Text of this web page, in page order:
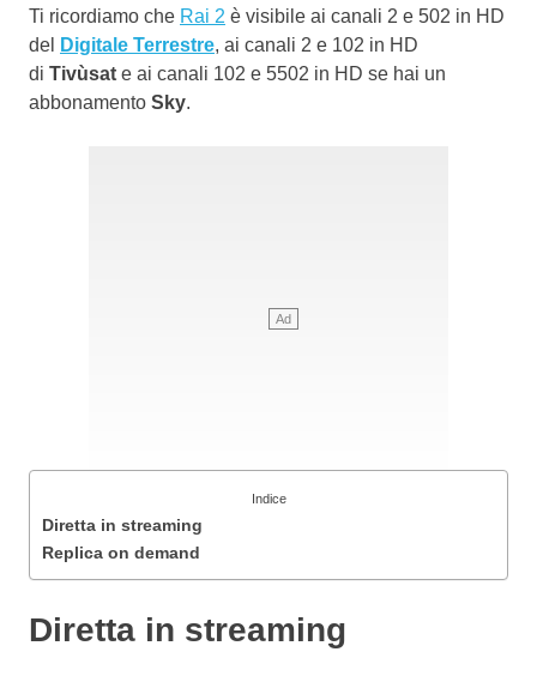
Ti ricordiamo che Rai 2 è visibile ai canali 2 e 502 in HD
del
Digitale Terrestre, ai canali 2 e 102 in HD
di Tivùsat e ai canali 102 e 5502 in HD se hai un
abbonamento Sky.
Indice
Diretta in streaming
Replica on demand
Diretta in streaming